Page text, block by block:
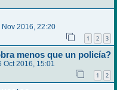
Nov 2016, 22:20
1 2 3
menos que un policía?
Oct 2016, 15:01
1 2